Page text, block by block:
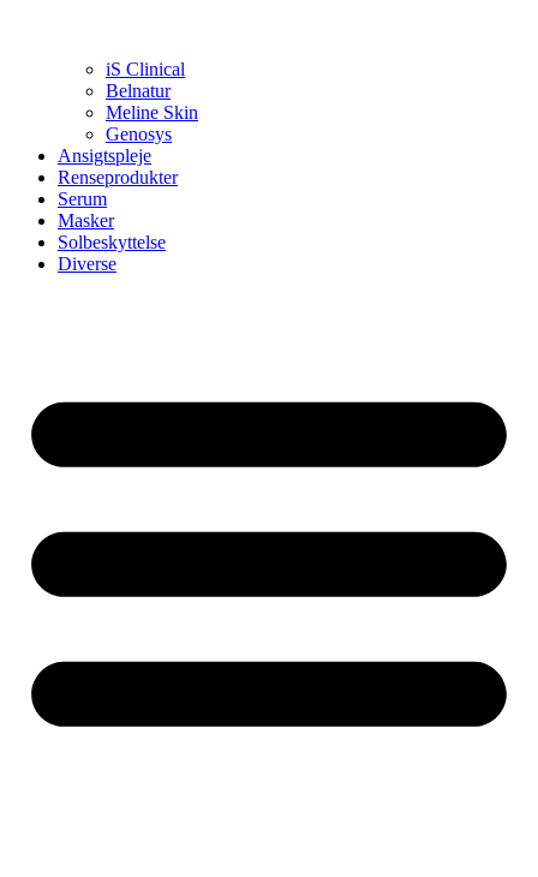
iS Clinical
Belnatur
Meline Skin
Genosys
Ansigtspleje
Renseprodukter
Serum
Masker
Solbeskyttelse
Diverse